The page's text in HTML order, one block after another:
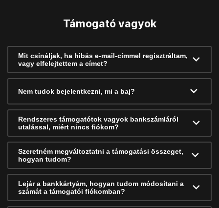
Támogató vagyok
Mit csináljak, ha hibás e-mail-címmel regisztráltam,
vagy elfelejtettem a címet?
Nem tudok bejelentkezni, mi a baj?
Rendszeres támogatótok vagyok bankszámláról
utalással, miért nincs fiókom?
Szeretném megváltoztatni a támogatási összeget,
hogyan tudom?
Lejár a bankkártyám, hogyan tudom módosítani a
számát a támogatói fiókomban?